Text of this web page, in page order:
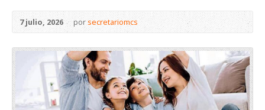
7 julio, 2026 porsecretariomcs